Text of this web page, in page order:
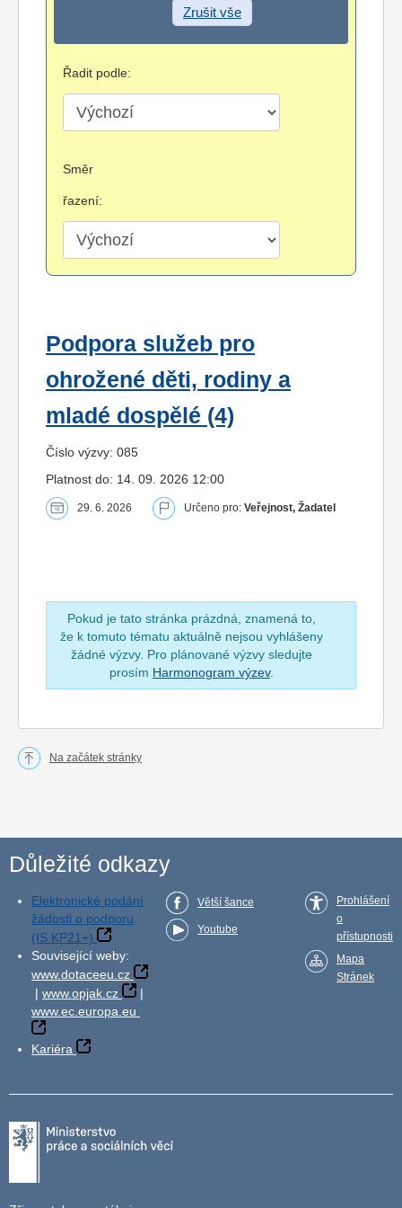
Zrušit vše
Řadit podle:
Směr
řazení:
Podpora služeb pro
ohrožené děti, rodiny a
mladé dospělé (4)
Číslo výzvy: 085
Platnost do: 14. 09. 2026 12:00
29. 6. 2026 Určeno pro: Veřejnost, Žadatel
Pokud je tato stránka prázdná, znamená to,
že k tomuto tématu aktuálně nejsou vyhlášeny
žádné výzvy. Pro plánované výzvy sledujte
prosím Harmonogram výzev.
Na začátek stránky
Důležité odkazy
Elektronické podání
žádosti o podporu
(IS KP21+)
Související weby:
www.dotaceeu.cz
| www.opjak.cz
|
www.ec.europa.eu
Kariéra
Větší šance
Youtube
Prohlášení
o
přístupnosti
Mapa
Stránek